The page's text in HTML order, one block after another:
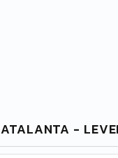
ATALANTA -